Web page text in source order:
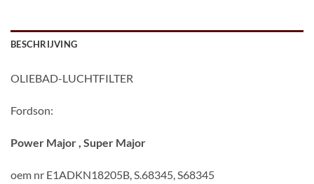
BESCHRIJVING
OLIEBAD-LUCHTFILTER
Fordson:
Power Major , Super Major
oem nr E1ADKN18205B, S.68345, S68345